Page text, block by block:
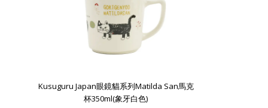
Kusuguru Japan眼鏡貓系列Matilda San馬克
杯350ml(象牙白色)